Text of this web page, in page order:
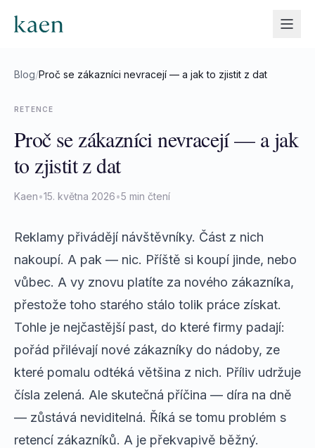
Blog/Proč se zákazníci nevracejí — a jak to zjistit z dat
RETENCE
Proč se zákazníci nevracejí — a jak
to zjistit z dat
Kaen•15. května 2026•5 min čtení
Reklamy přivádějí návštěvníky. Část z nich
nakoupí. A pak — nic. Příště si koupí jinde, nebo
vůbec. A vy znovu platíte za nového zákazníka,
přestože toho starého stálo tolik práce získat.
Tohle je nejčastější past, do které firmy padají:
pořád přilévají nové zákazníky do nádoby, ze
které pomalu odtéká většina z nich. Příliv udržuje
čísla zelená. Ale skutečná příčina — díra na dně
— zůstává neviditelná. Říká se tomu problém s
retencí zákazníků. A je překvapivě běžný.